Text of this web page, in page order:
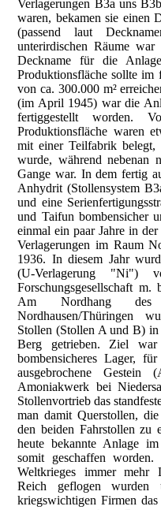
Verlagerungen B3a uns
waren, bekamen sie einen
(passend laut
unterirdischen Räume
Deckname für die
Produktionsfläche sollte im
von ca. 300.000 m²
(im April 1945) war die
fertiggestellt worden.
Produktionsfläche waren
mit einer Teilfabrik belegt,
wurde, während nebenan
Gange war. In dem fertig
Anhydrit (Stollensystem
und eine
und Taifun bombensicher
einmal ein paar Jahre in
Verlagerungen im Raum
1936. In diesem Jahr
(U-Verlagerung "Ni")
Forschungsgesellschaft
Am Nordhang
Nordhausen/Thüringen
Stollen (Stollen A und B)
Berg getrieben. Ziel
bombensicheres Lager,
ausgebrochene Gestein
Amoniakwerk bei
Stollenvortrieb das
man damit Querstollen,
den beiden Fahrstollen zu
heute bekannte Anlage
somit geschaffen
Weltkrieges immer mehr
Reich geflogen
kriegswichtigen Firmen